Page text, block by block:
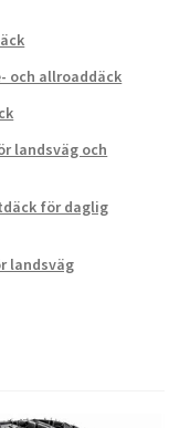
och allroaddäck
landsväg och
för daglig
landsväg